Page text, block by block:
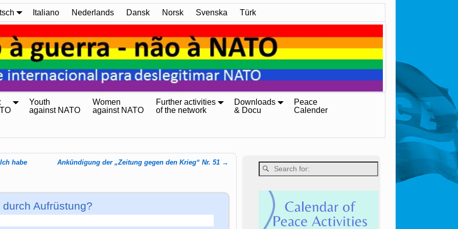
Italiano Nederlands Dansk Norsk Svenska Türk
Youth
against NATO
Women
against NATO
Further activities
of the network
Downloads
& Docu
Peace
Calender
habe
Ankündigung der „Zeitung gegen den Krieg“ Nr. 51 →
Aufrüstung?